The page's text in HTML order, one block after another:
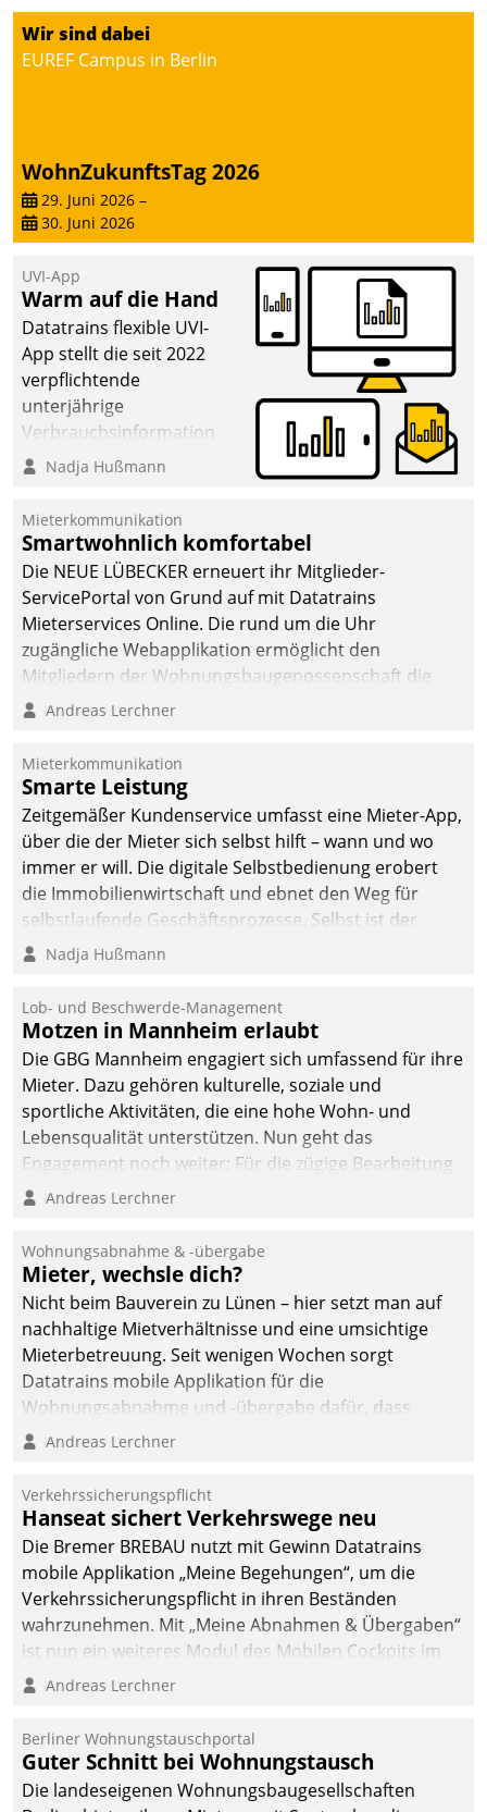
situationsbezogen
passende Fragen und
Schlagworte auswirft.
Serviceteam, Anrufe von
Mietenden zügiger und
effizienter zu bearbeiten.
Wir sind dabei
EUREF Campus in Berlin
WohnZukunftsTag 2026
29. Juni 2026 –
30. Juni 2026
UVI-App
Warm auf die Hand
Datatrains flexible UVI-
App stellt die seit 2022
verpflichtende
unterjährige
Verbrauchsinformation
schnell, zuverlässig und
Die monatlichen
Mitteilungen zum
Heizungs- und
Wasserverbrauch gehen
automatisiert, vollständig
und auf Wunsch über
mehrere zuvor
Kommunikationswege bei
Nadja Hußmann
Mieterkommunikation
Smartwohnlich komfortabel
Die NEUE LÜBECKER erneuert ihr Mitglieder-
ServicePortal von Grund auf mit Datatrains
Mieterservices Online. Die rund um die Uhr
zugängliche Webapplikation ermöglicht den
Mitgliedern der Wohnungs­bau­genossenschaft die
Kontaktaufnahme per Smartphone, Tablet oder PC.
Andreas Lerchner
Mieterkommunikation
Smarte Leistung
Zeitgemäßer Kundenservice umfasst eine Mieter-App,
über die der Mieter sich selbst hilft – wann und wo
immer er will. Die digitale Selbstbedienung erobert
die Immobilienwirtschaft und ebnet den Weg für
selbstlaufende Geschäftsprozesse. Selbst ist der
Kunde und smart der Serviceanbieter.
Nadja Hußmann
Lob- und Beschwerde-Management
Motzen in Mannheim erlaubt
Die GBG Mannheim engagiert sich umfassend für ihre
Mieter. Dazu gehören kulturelle, soziale und
sportliche Aktivitäten, die eine hohe Wohn- und
Lebensqualität unterstützen. Nun geht das
Engagement noch weiter: Für die zügige Bearbeitung
von Beschwerden – oder Lob – richtet das
und Beschwerde-Management einen eigenen Kanal
ein.
Andreas Lerchner
Wohnungsabnahme & -übergabe
Mieter, wechsle dich?
Nicht beim Bauverein zu Lünen – hier setzt man auf
nachhaltige Mietverhältnisse und eine umsichtige
Mieterbetreuung. Seit wenigen Wochen sorgt
Datatrains mobile Applikation für die
Wohnungsabnahme und -übergabe dafür, dass
Mieter wohlgeordnet kommen und, so es sein muss,
Andreas Lerchner
Verkehrssicherungspflicht
Hanseat sichert Verkehrswege neu
Die Bremer BREBAU nutzt mit Gewinn Datatrains
mobile Applikation „Meine Begehungen“, um die
Verkehrssicherungspflicht in ihren Beständen
wahrzunehmen. Mit „Meine Abnahmen & Übergaben“
ist nun ein weiteres Modul des Mobilen Cockpits im
Einsatz.
Andreas Lerchner
Berliner Wohnungstauschportal
Guter Schnitt bei Wohnungstausch
Die landeseigenen Wohnungsbaugesellschaften